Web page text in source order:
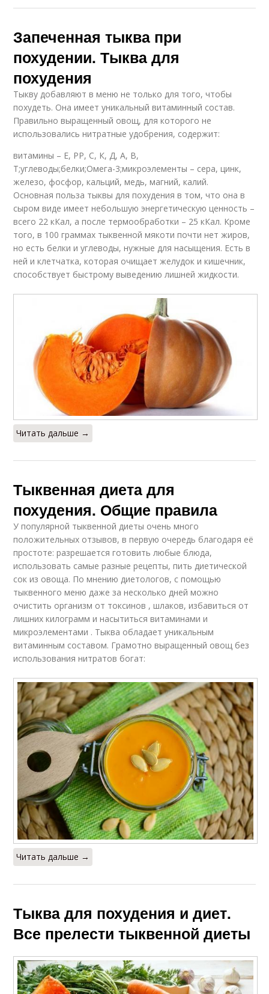
Запеченная тыква при
похудении. Тыква для
похудения
Тыкву добавляют в меню не только для того, чтобы
похудеть. Она имеет уникальный витаминный состав.
Правильно выращенный овощ, для которого не
использовались нитратные удобрения, содержит:
витамины – Е, РР, С, К, Д, А, В,
Т;углеводы;белки;Омега-3;микроэлементы – сера, цинк,
железо, фосфор, кальций, медь, магний, калий.
Основная польза тыквы для похудения в том, что она в
сыром виде имеет небольшую энергетическую ценность –
всего 22 кКал, а после термообработки – 25 кКал. Кроме
того, в 100 граммах тыквенной мякоти почти нет жиров,
но есть белки и углеводы, нужные для насыщения. Есть в
ней и клетчатка, которая очищает желудок и кишечник,
способствует быстрому выведению лишней жидкости.
Читать дальше →
Тыквенная диета для
похудения. Общие правила
У популярной тыквенной диеты очень много
положительных отзывов, в первую очередь благодаря её
простоте: разрешается готовить любые блюда,
использовать самые разные рецепты, пить диетической
сок из овоща. По мнению диетологов, с помощью
тыквенного меню даже за несколько дней можно
очистить организм от токсинов , шлаков, избавиться от
лишних килограмм и насытиться витаминами и
микроэлементами . Тыква обладает уникальным
витаминным составом. Грамотно выращенный овощ без
использования нитратов богат:
Читать дальше →
Тыква для похудения и диет.
Все прелести тыквенной диеты